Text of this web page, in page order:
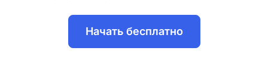
Начать бесплатно